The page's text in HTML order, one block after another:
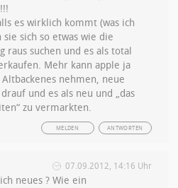
es wirklich kommt (was ich
sich so etwas wie die
raus suchen und es als total
Mehr kann apple ja
nehmen, neue
und es als neu und „das
zu vermarkten.
ANTWORTEN
MELDEN
07.09.2012, 14:16 Uhr
neues ? Wie ein